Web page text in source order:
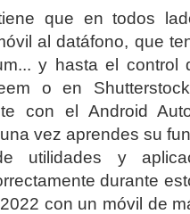
que en todos
al datáfono, que
y hasta el
o en
con el Android
vez aprendes su
utilidades y
durante
con un móvil de